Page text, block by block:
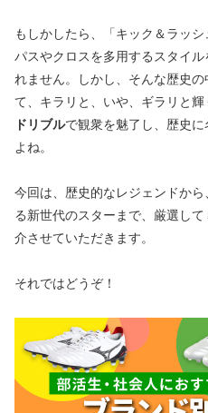
もしかしたら、「キック＆ラッ
パスやクロスを多用するスタイ
れません。しかし、そんな歴史
て、キラリと、いや、ギラリと輝
ドリブルで観衆を魅了し、歴史
よね。
今回は、歴史的なレジェンドか
る新世代のスターまで、厳選し
介させていただきます。
それではどうぞ！